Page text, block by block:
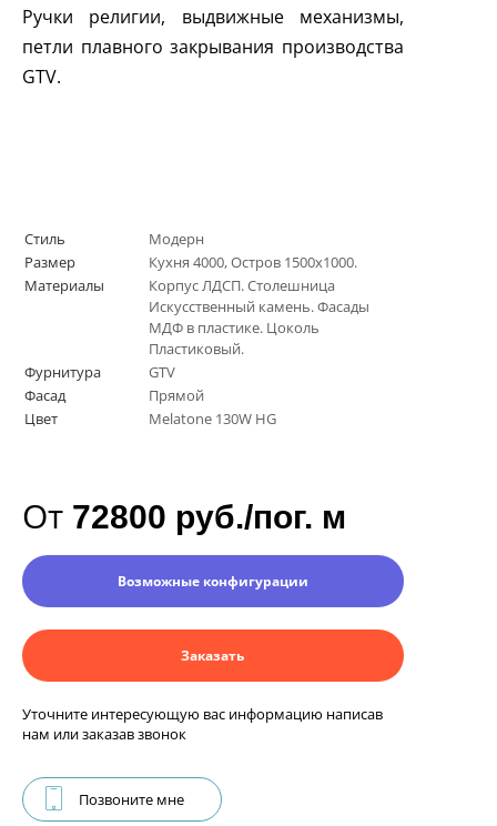
Ручки религии, выдвижные механизмы,
петли плавного закрывания производства
GTV.
Стиль
Модерн
Размер
Кухня 4000, Остров 1500х1000.
Материалы
Корпус ЛДСП. Столешница
Искусственный камень. Фасады
МДФ в пластике. Цоколь
Пластиковый.
Фурнитура
GTV
Фасад
Прямой
Цвет
Melatone 130W HG
От 72800 руб./пог. м
Возможные конфигурации
Заказать
Уточните интересующую вас информацию написав
нам или заказав звонок
Позвоните мне